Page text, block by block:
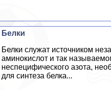
Белки
Белки служат источником
аминокислот и так
неспецифического азота,
для синтеза белка...